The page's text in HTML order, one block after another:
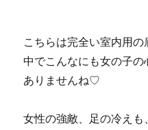
こちらは完全い室内用
中でこんなにも女の子
ありませんね♡
女性の強敵、足の冷え